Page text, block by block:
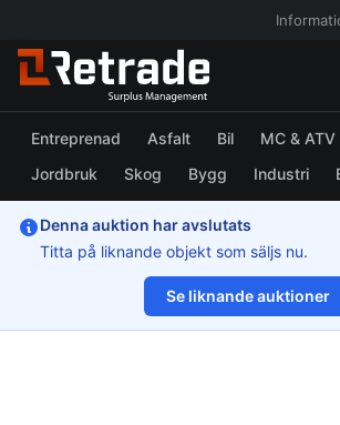
Entreprenad Asfalt Bil MC & ATV
Jordbruk
Skog Bygg Industri
Denna auktion har avslutats
Titta på liknande objekt som säljs nu.
Se liknande auktioner